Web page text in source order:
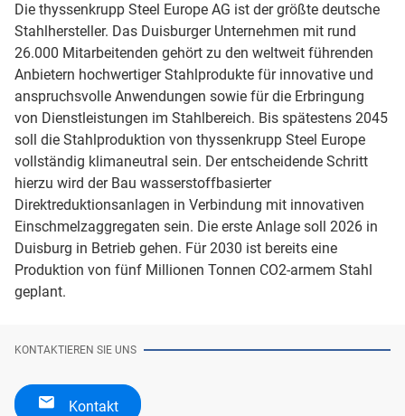
Die thyssenkrupp Steel Europe AG ist der größte deutsche
Stahlhersteller. Das Duisburger Unternehmen mit rund
26.000 Mitarbeitenden gehört zu den weltweit führenden
Anbietern hochwertiger Stahlprodukte für innovative und
anspruchsvolle Anwendungen sowie für die Erbringung
von Dienstleistungen im Stahlbereich. Bis spätestens 2045
soll die Stahlproduktion von thyssenkrupp Steel Europe
vollständig klimaneutral sein. Der entscheidende Schritt
hierzu wird der Bau wasserstoffbasierter
Direktreduktionsanlagen in Verbindung mit innovativen
Einschmelzaggregaten sein. Die erste Anlage soll 2026 in
Duisburg in Betrieb gehen. Für 2030 ist bereits eine
Produktion von fünf Millionen Tonnen CO2-armem Stahl
geplant.
KONTAKTIEREN SIE UNS
Kontakt